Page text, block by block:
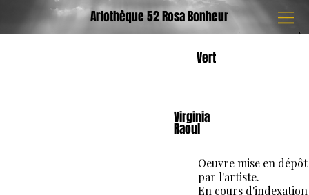
Artothèque 52 Rosa Bonheur
Vert
Virginia
Raoul
Oeuvre mise en dépôt
par l'artiste.
En cours d'indexation